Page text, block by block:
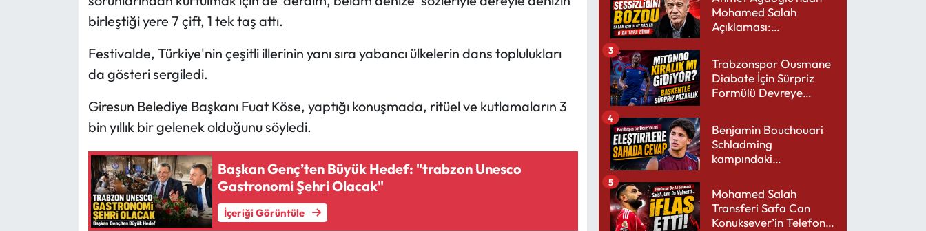
birleştiği yere 7 çift, 1 tek taş attı.
Festivalde, Türkiye'nin çeşitli illerinin yanı sıra yabancı ülkelerin dans toplulukları
da gösteri sergiledi.
Giresun Belediye Başkanı Fuat Köse, yaptığı konuşmada, ritüel ve kutlamaların 3
bin yıllık bir gelenek olduğunu söyledi.
Başkan Genç’ten Büyük Hedef: "trabzon Unesco
Gastronomi Şehri Olacak"
İçeriği Görüntüle
Mohamed Salah
Açıklaması:
Yakışır
Trabzonspor Ousmane
Diabate İçin Sürpriz
Formülü Devreye
3
Benjamin Bouchouari
Schladming
kampındaki
4
Mohamed Salah
Transferi Safa Can
Konuksever’in Telefon
5